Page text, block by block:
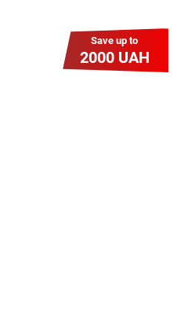
Save up to
2000 UAH